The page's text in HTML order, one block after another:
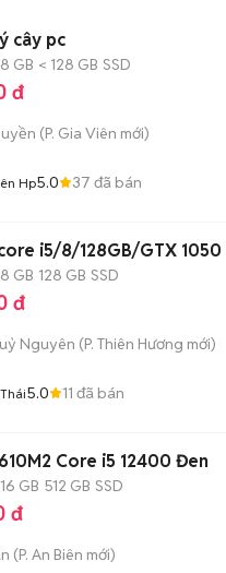
cây pc
8 GB < 128 GB SSD
đ
(P. Gia Viên mới)
Hp5.0 37 đã bán
i5/8/128GB/GTX 1050
8 GB 128 GB SSD
đ
Nguyên (P. Thiên Hương mới)
5.0 11 đã bán
Core i5 12400 Đen
16 GB 512 GB SSD
đ
(P. An Biên mới)